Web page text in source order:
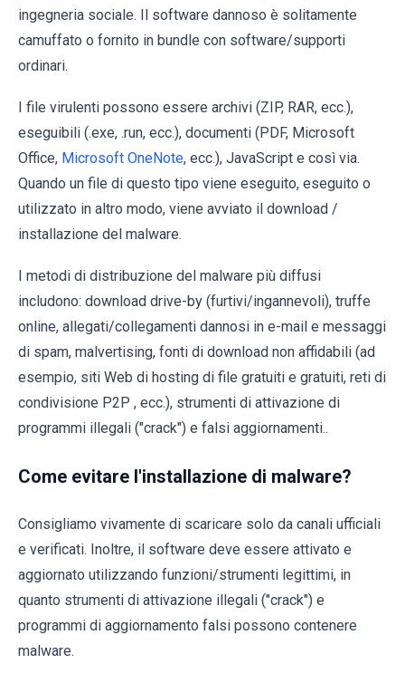
ingegneria sociale. Il software dannoso è solitamente
camuffato o fornito in bundle con software/supporti
ordinari.
I file virulenti possono essere archivi (ZIP, RAR, ecc.),
eseguibili (.exe, .run, ecc.), documenti (PDF, Microsoft
Office, Microsoft OneNote, ecc.), JavaScript e così via.
Quando un file di questo tipo viene eseguito, eseguito o
utilizzato in altro modo, viene avviato il download /
installazione del malware.
I metodi di distribuzione del malware più diffusi
includono: download drive-by (furtivi/ingannevoli), truffe
online, allegati/collegamenti dannosi in e-mail e messaggi
di spam, malvertising, fonti di download non affidabili (ad
esempio, siti Web di hosting di file gratuiti e gratuiti, reti di
condivisione P2P , ecc.), strumenti di attivazione di
programmi illegali ("crack") e falsi aggiornamenti..
Come evitare l'installazione di malware?
Consigliamo vivamente di scaricare solo da canali ufficiali
e verificati. Inoltre, il software deve essere attivato e
aggiornato utilizzando funzioni/strumenti legittimi, in
quanto strumenti di attivazione illegali ("crack") e
programmi di aggiornamento falsi possono contenere
malware.